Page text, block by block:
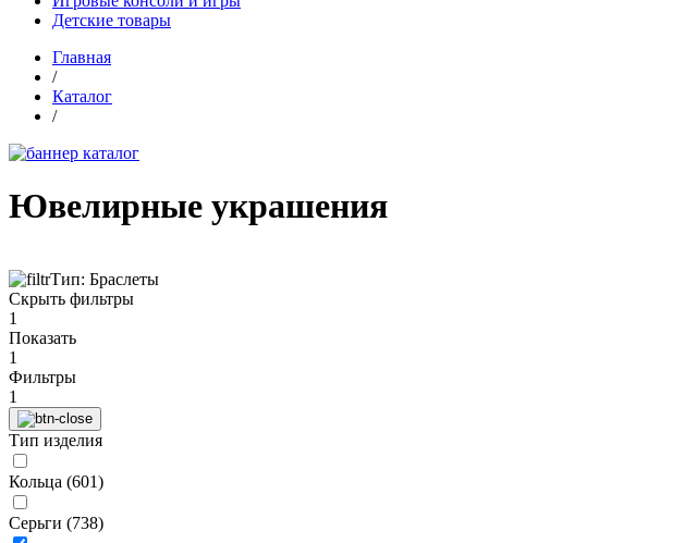
Детские товары
Главная
/
Каталог
/
Ювелирные украшения
Тип: Браслеты
Скрыть фильтры
1
Показать
1
Фильтры
1
Тип изделия
Кольца (601)
Серьги (738)